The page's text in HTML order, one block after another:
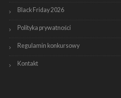
Black Friday 2026
Polityka prywatności
Regulamin konkursowy
Kontakt